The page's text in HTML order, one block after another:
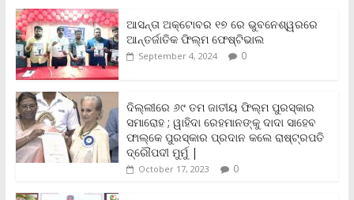
e
b
o
o
k
t
t
e
r
i
l
t
s
A
p
p
L
i
n
k
t
F
r
i
d
l
y
e
ଆସନ୍ତା ଅକ୍ଟୋବର ୧୭ ରେ ଭୁବନେଶ୍ୱରରେ
ଆନ୍ତର୍ଜାତିକ ଫିଲ୍ମ ଫେଷ୍ଟିଭାଲ
September 4, 2024 0
ଦିଲ୍ଲୀରେ ୬୯ ତମ ଜାତୀୟ ଫିଲ୍ମ ପୁରସ୍କାର
ସମାରୋହ ; ୱାହିଦା ରେହମାନଙ୍କୁ ଦାଦା ସାହେବ
ଫାଲ୍‌କେ ପୁରସ୍କାର ପ୍ରଦାନ କଲେ ରାଷ୍ଟ୍ରପତି
ଦ୍ରୌପଦୀ ମୁର୍ମୁ |
October 17, 2023 0